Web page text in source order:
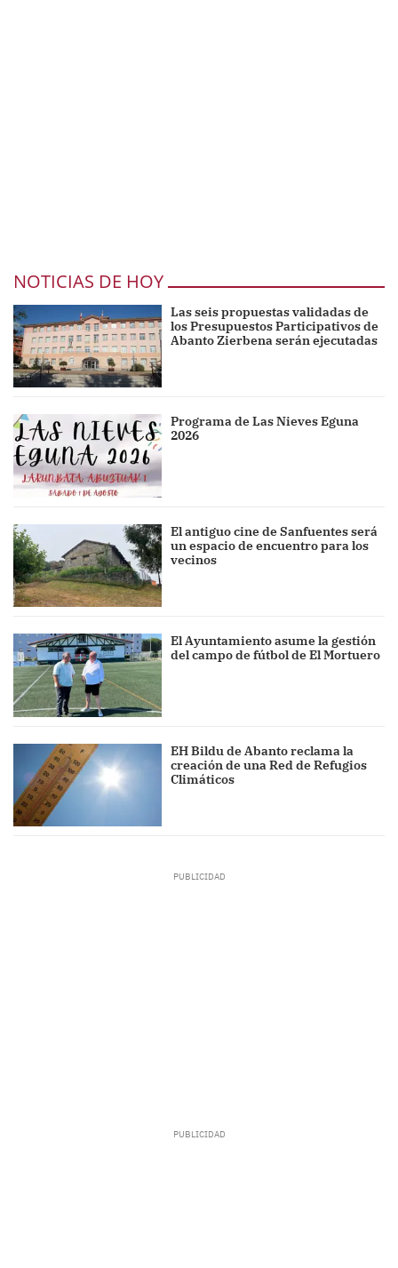
NOTICIAS DE HOY
Las seis propuestas validadas de
los Presupuestos Participativos de
Abanto Zierbena serán ejecutadas
Programa de Las Nieves Eguna
2026
El antiguo cine de Sanfuentes será
un espacio de encuentro para los
vecinos
El Ayuntamiento asume la gestión
del campo de fútbol de El Mortuero
EH Bildu de Abanto reclama la
creación de una Red de Refugios
Climáticos